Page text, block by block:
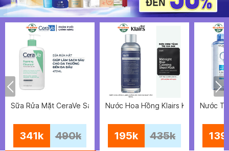
Sữa Rửa Mặt CeraVe Sạch Sâu Cho Da Thường Đến Da Dầu
341k 490k
Nước Hoa Hồng Klairs Không Mùi
195k 435k
Nước